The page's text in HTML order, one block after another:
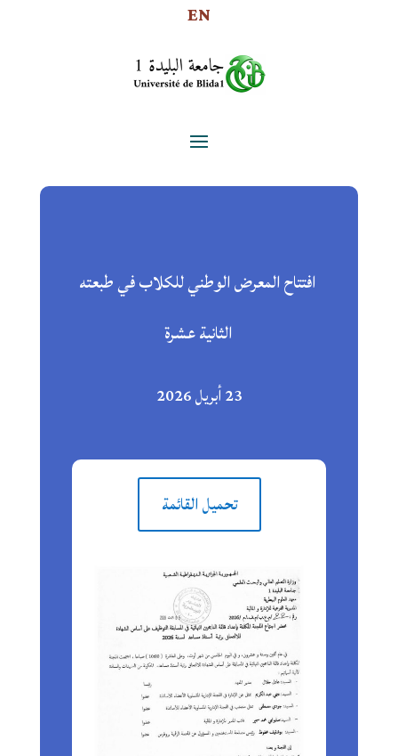
EN
افتتاح المعرض الوطني للكلاب في طبعته
الثانية عشرة
23 أبريل 2026
تحميل القائمة